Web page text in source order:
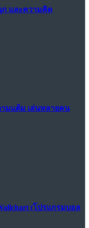
ก และความคิด
ามแต้ม เล่นหลายคน
(โปรแกรมบอล